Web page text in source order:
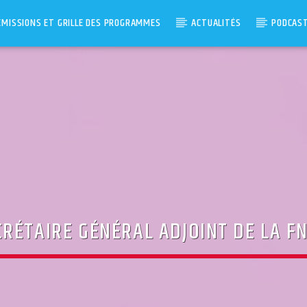
ET GRILLE DES PROGRAMMES ACTUALITÉS
GÉNÉRAL ADJOINT DE LA